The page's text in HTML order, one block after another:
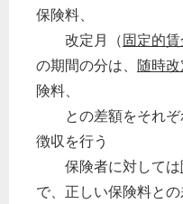
保険料、
改定月（固定的賃
の期間の分は、 随時改
険料、
との差額をそれぞ
徴収を行う
保険者に対しては
で、正しい保険料と